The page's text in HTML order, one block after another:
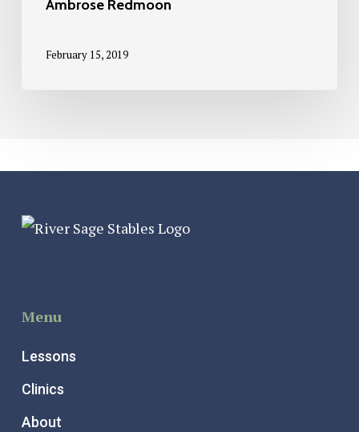
Ambrose Redmoon
February 15, 2019
Menu
Lessons
Clinics
About